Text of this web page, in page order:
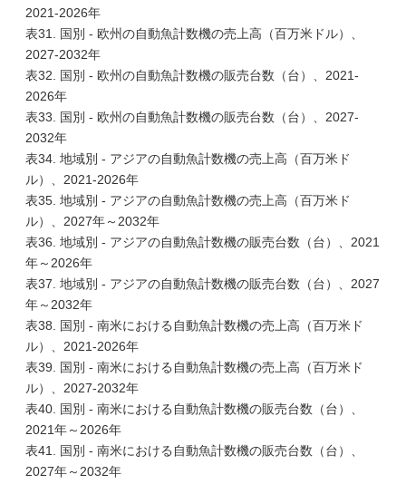
2021-2026年
表31. 国別 - 欧州の自動魚計数機の売上高（百万米ドル）、
2027-2032年
表32. 国別 - 欧州の自動魚計数機の販売台数（台）、2021-
2026年
表33. 国別 - 欧州の自動魚計数機の販売台数（台）、2027-
2032年
表34. 地域別 - アジアの自動魚計数機の売上高（百万米ド
ル）、2021-2026年
表35. 地域別 - アジアの自動魚計数機の売上高（百万米ド
ル）、2027年～2032年
表36. 地域別 - アジアの自動魚計数機の販売台数（台）、2021
年～2026年
表37. 地域別 - アジアの自動魚計数機の販売台数（台）、2027
年～2032年
表38. 国別 - 南米における自動魚計数機の売上高（百万米ド
ル）、2021-2026年
表39. 国別 - 南米における自動魚計数機の売上高（百万米ド
ル）、2027-2032年
表40. 国別 - 南米における自動魚計数機の販売台数（台）、
2021年～2026年
表41. 国別 - 南米における自動魚計数機の販売台数（台）、
2027年～2032年